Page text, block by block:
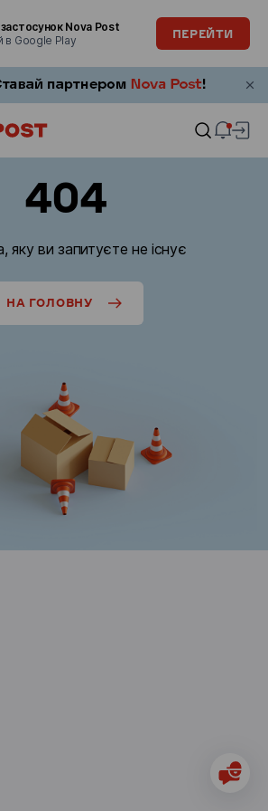
Nova Post
в Google Play
ПЕРЕЙТИ
404
яку ви запитуєте не існує
НА ГОЛОВНУ